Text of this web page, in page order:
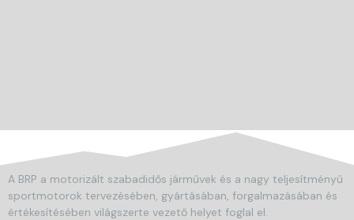
A BRP a motorizált szabadidős járművek és a nagy teljesítményű
sportmotorok tervezésében, gyártásában, forgalmazásában és
értékesítésében világszerte vezető helyet foglal el.